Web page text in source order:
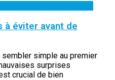
à éviter avant de
sembler simple au premier
surprises
crucial de bien